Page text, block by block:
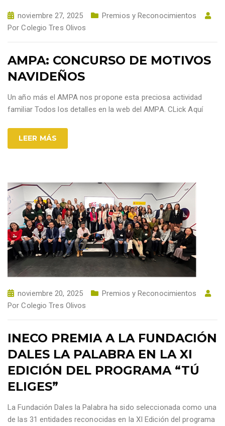
noviembre 27, 2025
Premios y Reconocimientos
PorColegio Tres Olivos
AMPA: CONCURSO DE MOTIVOS
NAVIDEÑOS
Un año más el AMPA nos propone esta preciosa actividad
familiar Todos los detalles en la web del AMPA. CLick Aquí
LEER MÁS
noviembre 20, 2025
Premios y Reconocimientos
PorColegio Tres Olivos
INECO PREMIA A LA FUNDACIÓN
DALES LA PALABRA EN LA XI
EDICIÓN DEL PROGRAMA “TÚ
ELIGES”
La Fundación Dales la Palabra ha sido seleccionada como una
de las 31 entidades reconocidas en la XI Edición del programa